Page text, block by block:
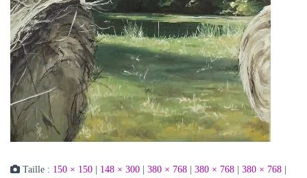
Taille : 150 × 150 148 × 300 380 × 768 380 × 768 380 × 768